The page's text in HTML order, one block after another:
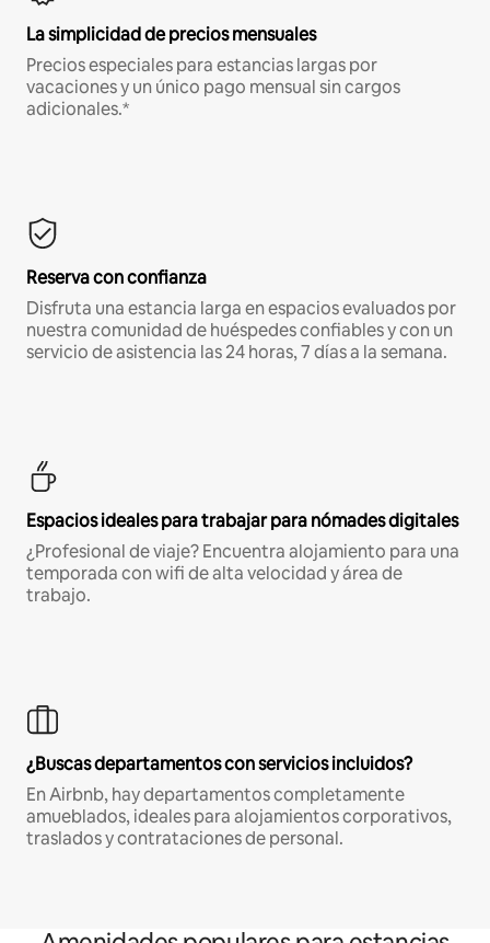
La simplicidad de precios mensuales
Precios especiales para estancias largas por
vacaciones y un único pago mensual sin cargos
adicionales.*
Reserva con confianza
Disfruta una estancia larga en espacios evaluados por
nuestra comunidad de huéspedes confiables y con un
servicio de asistencia las 24 horas, 7 días a la semana.
Espacios ideales para trabajar para nómades digitales
¿Profesional de viaje? Encuentra alojamiento para una
temporada con wifi de alta velocidad y área de
trabajo.
¿Buscas departamentos con servicios incluidos?
En Airbnb, hay departamentos completamente
amueblados, ideales para alojamientos corporativos,
traslados y contrataciones de personal.